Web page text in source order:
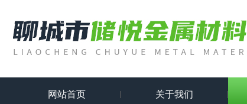
网站首页 关于我们